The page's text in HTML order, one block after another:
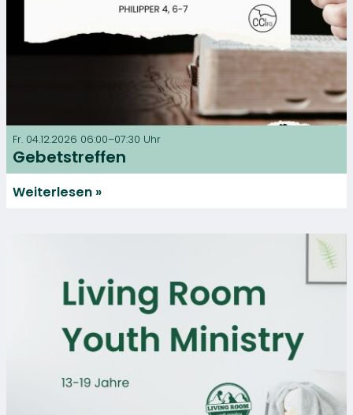
Fr. 04.12.2026 06:00–07:30 Uhr
Gebetstreffen
Weiterlesen